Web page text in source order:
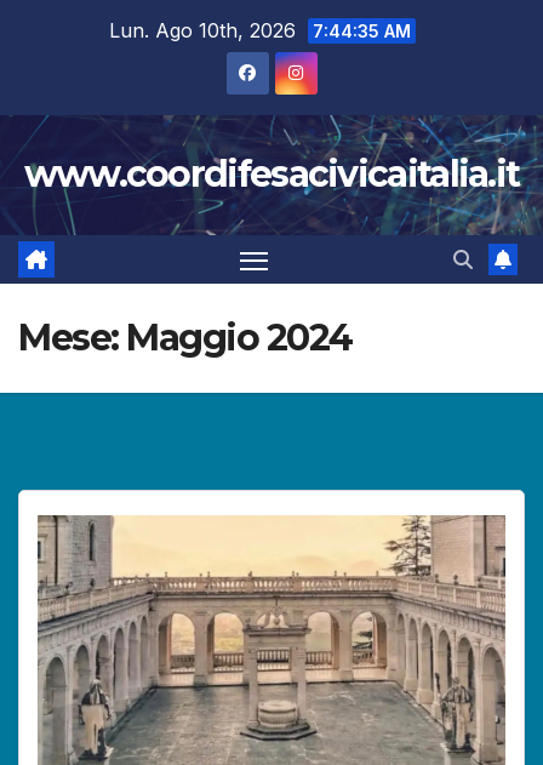
Lun. Ago 10th, 2026 7:44:35 AM
www.coordifesacivicaitalia.it
Mese: Maggio 2024